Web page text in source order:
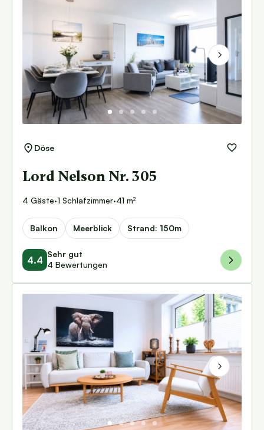
Next
Döse
Lord Nelson Nr. 305
4 Gäste·1 Schlafzimmer·41 m²
Balkon Meerblick Strand: 150m
4.4 Sehr gut
4 Bewertungen
Next